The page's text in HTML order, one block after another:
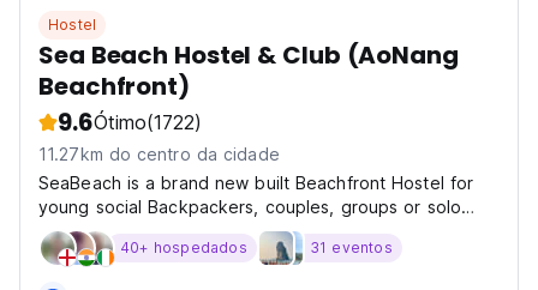
Hostel
Sea Beach Hostel & Club (AoNang
Beachfront)
9.6Ótimo(1722)
11.27km do centro da cidade
SeaBeach is a brand new built Beachfront Hostel for
young social Backpackers, couples, groups or solo
travelers. We give you a mix of adventure, social vibes
and night events.40+ hospedados 31 eventos